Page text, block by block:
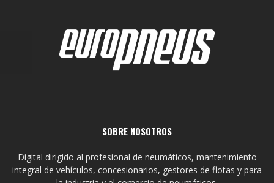
SOBRE NOSOTROS
Digital dirigido al profesional de neumáticos, mantenimiento
integral de vehículos, concesionarios, gestores de flotas y para